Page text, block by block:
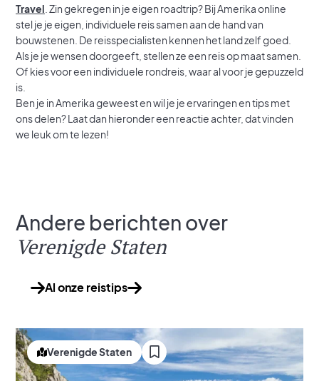
Travel . Zin gekregen in je eigen roadtrip? Bij Amerika online
stel je je eigen, individuele reis samen aan de hand van
bouwstenen. De reisspecialisten kennen het land zelf goed.
Als je je wensen doorgeeft, stellen ze een reis op maat samen.
Of kies voor een individuele rondreis, waar al voor je gepuzzeld
is.
Ben je in Amerika geweest en wil je je ervaringen en tips met
ons delen? Laat dan hieronder een reactie achter, dat vinden
we leuk om te lezen!
Andere berichten over
Verenigde Staten
Al onze reistips
Verenigde Staten